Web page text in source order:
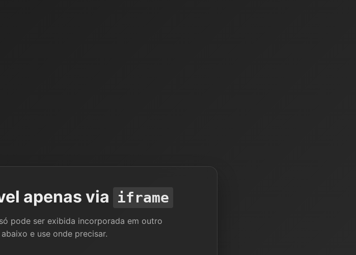
apenas via iframe
pode ser exibida incorporada em outro
e use onde precisar.